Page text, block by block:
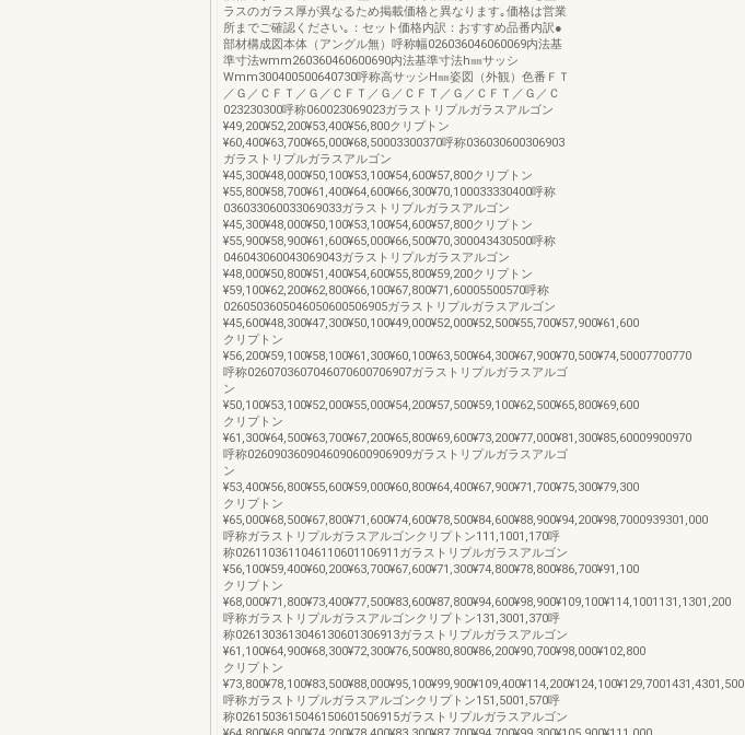
ラスのガラス厚が異なるため掲載価格と異なります｡価格は営業
所までご確認ください｡：セット価格内訳：おすすめ品番内訳●
部材構成図本体（アングル無）呼称幅026036046060069内法基
準寸法wmm260360460600690内法基準寸法h㎜サッシ
Wmm300400500640730呼称高サッシH㎜姿図（外観）色番ＦＴ
／Ｇ／ＣＦＴ／Ｇ／ＣＦＴ／Ｇ／ＣＦＴ／Ｇ／ＣＦＴ／Ｇ／Ｃ
023230300呼称060023069023ガラストリプルガラスアルゴン
¥49,200¥52,200¥53,400¥56,800クリプトン
¥60,400¥63,700¥65,000¥68,50003300370呼称036030600306903
ガラストリプルガラスアルゴン
¥45,300¥48,000¥50,100¥53,100¥54,600¥57,800クリプトン
¥55,800¥58,700¥61,400¥64,600¥66,300¥70,100033330400呼称
036033060033069033ガラストリプルガラスアルゴン
¥45,300¥48,000¥50,100¥53,100¥54,600¥57,800クリプトン
¥55,900¥58,900¥61,600¥65,000¥66,500¥70,300043430500呼称
046043060043069043ガラストリプルガラスアルゴン
¥48,000¥50,800¥51,400¥54,600¥55,800¥59,200クリプトン
¥59,100¥62,200¥62,800¥66,100¥67,800¥71,60005500570呼称
0260503605046050600506905ガラストリプルガラスアルゴン
¥45,600¥48,300¥47,300¥50,100¥49,000¥52,000¥52,500¥55,700¥57,900¥61,600
クリプトン
¥56,200¥59,100¥58,100¥61,300¥60,100¥63,500¥64,300¥67,900¥70,500¥74,50007700770
呼称0260703607046070600706907ガラストリプルガラスアルゴ
ン
¥50,100¥53,100¥52,000¥55,000¥54,200¥57,500¥59,100¥62,500¥65,800¥69,600
クリプトン
¥61,300¥64,500¥63,700¥67,200¥65,800¥69,600¥73,200¥77,000¥81,300¥85,60009900970
呼称0260903609046090600906909ガラストリプルガラスアルゴ
ン
¥53,400¥56,800¥55,600¥59,000¥60,800¥64,400¥67,900¥71,700¥75,300¥79,300
クリプトン
¥65,000¥68,500¥67,800¥71,600¥74,600¥78,500¥84,600¥88,900¥94,200¥98,7000939301,000
呼称ガラストリプルガラスアルゴンクリプトン111,1001,170呼
称0261103611046110601106911ガラストリプルガラスアルゴン
¥56,100¥59,400¥60,200¥63,700¥67,600¥71,300¥74,800¥78,800¥86,700¥91,100
クリプトン
¥68,000¥71,800¥73,400¥77,500¥83,600¥87,800¥94,600¥98,900¥109,100¥114,1001131,1301,200
呼称ガラストリプルガラスアルゴンクリプトン131,3001,370呼
称0261303613046130601306913ガラストリプルガラスアルゴン
¥61,100¥64,900¥68,300¥72,300¥76,500¥80,800¥86,200¥90,700¥98,000¥102,800
クリプトン
¥73,800¥78,100¥83,500¥88,000¥95,100¥99,900¥109,400¥114,200¥124,100¥129,7001431,4301,500
呼称ガラストリプルガラスアルゴンクリプトン151,5001,570呼
称0261503615046150601506915ガラストリプルガラスアルゴン